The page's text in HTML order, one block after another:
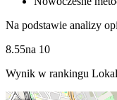
Na podstawie analizy
8.55na 10
Wynik w rankingu